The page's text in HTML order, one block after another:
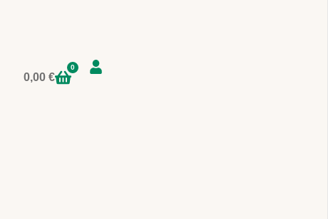
0,00 €
0